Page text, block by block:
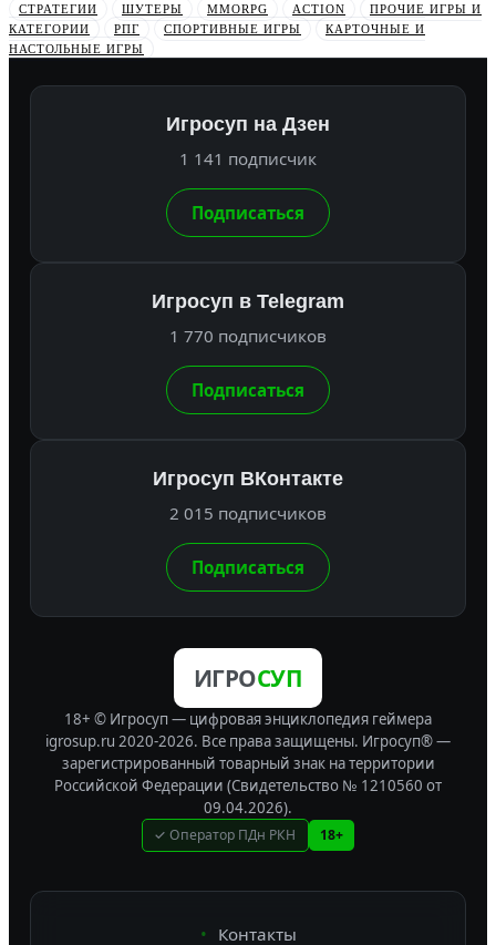
СТРАТЕГИИ ШУТЕРЫ MMORPG ACTION
ПРОЧИЕ ИГРЫ И
КАТЕГОРИИ
РПГ СПОРТИВНЫЕ ИГРЫ
КАРТОЧНЫЕ И
НАСТОЛЬНЫЕ ИГРЫ
Игросуп на Дзен
1 141 подписчик
Подписаться
Игросуп в Telegram
1 770 подписчиков
Подписаться
Игросуп ВКонтакте
2 015 подписчиков
Подписаться
ИГРОСУП
18+ © Игросуп — цифровая энциклопедия геймера
igrosup.ru 2020-2026. Все права защищены. Игросуп® —
зарегистрированный товарный знак на территории
Российской Федерации (Свидетельство № 1210560 от
09.04.2026).
✓ Оператор ПДн РКН 18+
Контакты